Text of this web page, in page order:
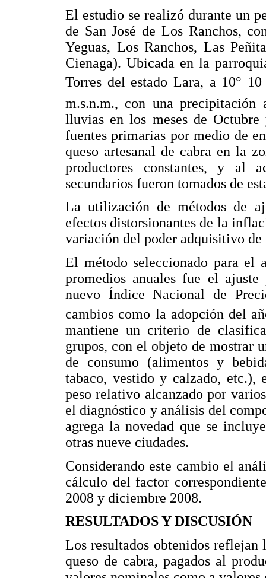
El estudio se realizó durante un
de San José de Los Ranchos,
Yeguas, Los Ranchos, Las
Cienaga). Ubicada en la
Torres del estado Lara, a 10°
m.s.n.m., con una
lluvias en los meses de
fuentes primarias por medio de
queso artesanal de cabra en la
productores constantes, y al
secundarios fueron tomados de
La utilización de métodos de
efectos distorsionantes de la
variación del poder adquisitivo de
El método seleccionado para el
promedios anuales fue el
nuevo Índice Nacional de
cambios como la adopción del
mantiene un criterio de
grupos, con el objeto de mostrar
de consumo (alimentos y
tabaco, vestido y calzado, etc.),
peso relativo alcanzado por
el diagnóstico y análisis del
agrega la novedad que se
otras nueve ciudades.
Considerando este cambio el
cálculo del factor
2008 y diciembre 2008.
RESULTADOS Y DISCUSIÓN
Los resultados obtenidos reflejan
queso de cabra, pagados al